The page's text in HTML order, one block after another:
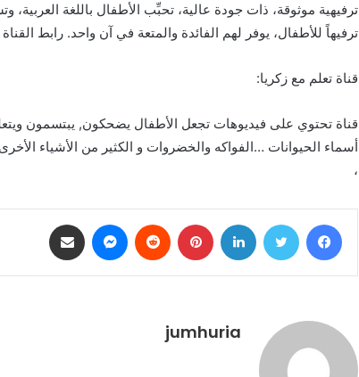
ترفيهية موثوقة، ذات جودة عالية، تحبِّب الأطفال باللغة
ترفيهاً للأطفال، يوفر لهم الفائدة والمتعة في آن واحد. رابط القناة
قناة تعلم مع زكريا:
قناة تحتوي على فيديوهات تجعل الأطفال يضحكون, يبتسمون
أسماء الحيوانات …الفواكه والخضروات و الكثير من الأشياء الأخرى,
،
فيسبوك تويتر لينكدإن بينتيريست ماسنجر
jumhuria